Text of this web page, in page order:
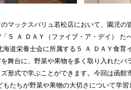
マックスバリュ若松店において、園児
５ Ａ ＤＡＹ（ファイブ・ア・デイ） た
海道栄養士会に所属する５ Ａ ＤＡＹ食育
舞台に、野菜や果物を多く取り入れた
形式で学ぶことができます。今回は函館
もたちが野菜や果物の大切さについて学